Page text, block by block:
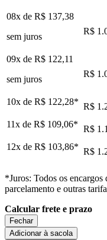
08x de R$ 137,38
sem juros
R$
09x de R$ 122,11
sem juros
R$
10x de R$ 122,28* R$
11x de R$ 109,06* R$
12x de R$ 103,86* R$
*Juros: Todos os
parcelamento e outras
Calcular frete e prazo
Fechar
Adicionar à sacola